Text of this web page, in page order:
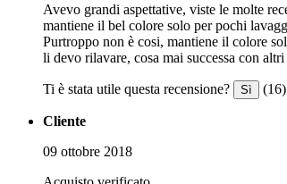
Avevo grandi aspettative, viste le molte
mantiene il bel colore solo per pochi
Purtroppo non è cosi, mantiene il colore
li devo rilavare, cosa mai successa con
Ti è stata utile questa recensione? Sì (16)
Cliente
09 ottobre 2018